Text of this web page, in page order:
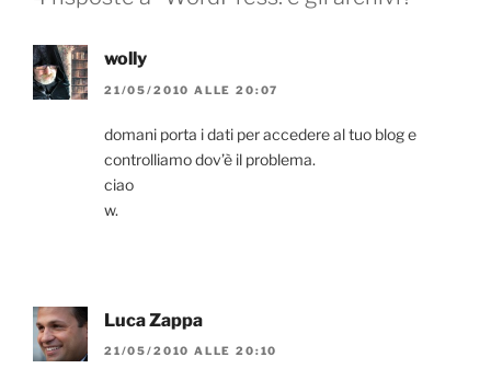
wolly
21/05/2010 ALLE 20:07
domani porta i dati per accedere al tuo blog e
controlliamo dov’è il problema.
ciao
w.
Luca Zappa
21/05/2010 ALLE 20:10